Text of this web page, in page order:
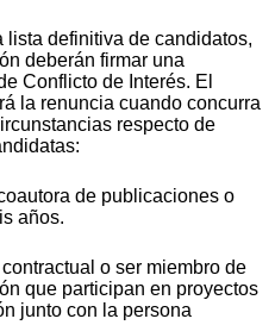
definitiva de candidatos,
deberán firmar una
Conflicto de Interés. El
la renuncia cuando concurra
respecto de
de publicaciones o
años.
o ser miembro de
que participan en proyectos
junto con la persona